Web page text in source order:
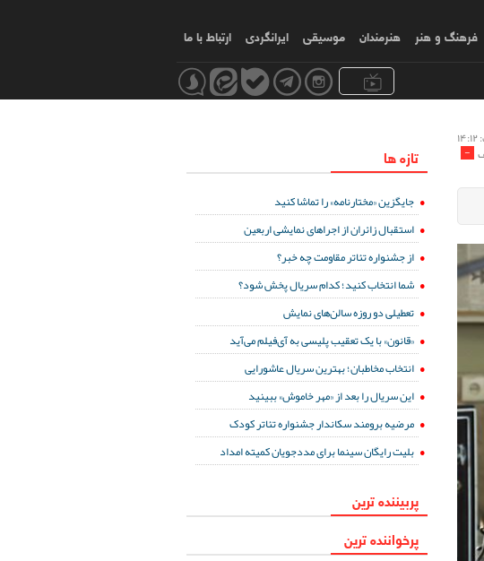
فرهنگ و هنر هنرمندان موسیقی ایرانگردی ارتباط با ما
- تازه ها
جایگزین «مختارنامه» را تماشا کنید
استقبال زائران از اجراهای نمایشی اربعین
از جشنواره تئاتر مقاومت چه خبر؟
شما انتخاب کنید؛ کدام سریال پخش شود؟
تعطیلی دو روزه سالن‌های نمایش
«قانون» با یک تعقیب پلیسی به آی‌فیلم می‌آید
انتخاب مخاطبان؛ بهترین سریال عاشورایی
این سریال را بعد از «مهر خاموش» ببینید
مرضیه برومند سکاندار جشنواره تئاتر کودک
بلیت رایگان سینما برای مددجویان کمیته امداد
پربیننده ترین
پرخواننده ترین